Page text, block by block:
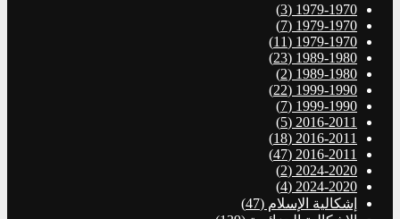
1979-1970
(3)
1979-1970
(7)
1979-1970
(11)
1989-1980
(23)
1989-1980
(2)
1999-1990
(22)
1999-1990
(7)
2016-2011
(5)
2016-2011
(18)
2016-2011
(47)
2024-2020
(2)
2024-2020
(4)
إشكالية الإسلام (47)